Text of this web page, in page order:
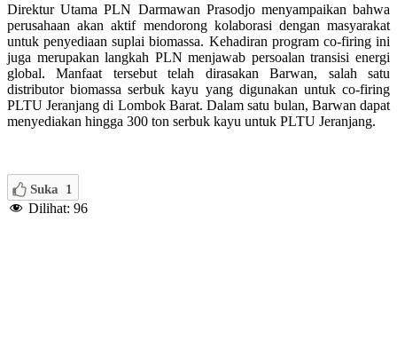
Direktur Utama PLN Darmawan Prasodjo menyampaikan bahwa
perusahaan akan aktif mendorong kolaborasi dengan masyarakat
untuk penyediaan suplai biomassa. Kehadiran program co-firing ini
juga merupakan langkah PLN menjawab persoalan transisi energi
global. Manfaat tersebut telah dirasakan Barwan, salah satu
distributor biomassa serbuk kayu yang digunakan untuk co-firing
PLTU Jeranjang di Lombok Barat. Dalam satu bulan, Barwan dapat
menyediakan hingga 300 ton serbuk kayu untuk PLTU Jeranjang.
Suka 1
Dilihat: 96